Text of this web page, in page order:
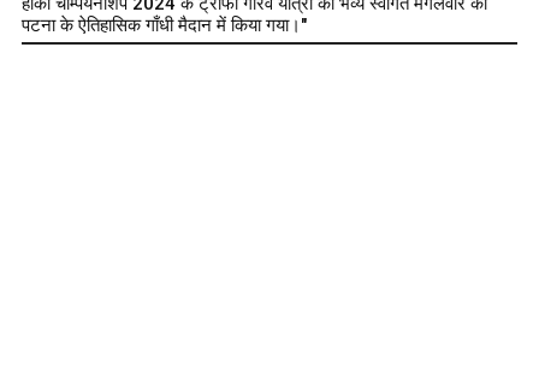
पटना के ऐतिहासिक गाँधी मैदान में किया गया।"